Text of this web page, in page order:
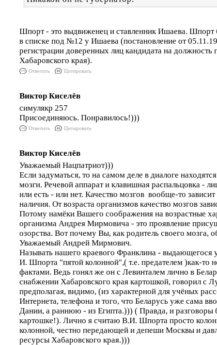
Шпорт - это выдвиженец и ставленник Ишаева.
в списке под №12 у Ишаева (постановление от
регистрации доверенных лиц кандидата на должность
Хабаровского края).
Ответить Цитировать
Виктор Киселёв
симулякр 257
Присоединяюсь. Понравилось!)))
Ответить Цитировать
Виктор Киселёв
Уважаемый Нацпатриот)))
Если задуматься, то на самом деле в диалоге
мозги. Речевой аппарат и клавишная распальцовка -
или есть - или нет. Качество мозгов вообще-то
наличия. От возраста организмов качество мозгов
Потому намёки Вашего соображения на возрастные
организма Андрея Мирмовича - это проявление
озорства. Вот почему Вы, как родитель своего мозга,
Уважаемый Андрей Мирмович.
Называть нашего краевого Франклина - выдающегося
И. Шпорта "пятой колонной",( т.е. предателем )как-то
фактами. Ведь гонял же он с Левинталем лично в
снабжении Хабаровского края картошкой, говорил с
предполагая, видимо, (из характерной для учёных
Интернета, телефона и того, что Беларусь уже сама
Дании, а раннюю - из Египта.))) ( Правда, и разговоры
картошке!). Лично я считаю В.И. Шпорта просто
колонной, честно передающей и депеши Москвы и
ресурсы Хабаровского края.)))